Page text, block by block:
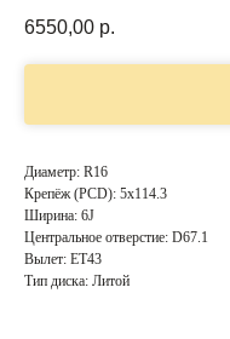
6550,00 р.
Диаметр: R16
Крепёж (PCD): 5x114.3
Ширина: 6J
Центральное отверстие: D67.1
Вылет: ET43
Тип диска: Литой